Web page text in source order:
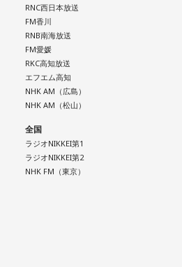
RNC西日本放送
FM香川
RNB南海放送
FM愛媛
RKC高知放送
エフエム高知
NHK AM（広島）
NHK AM（松山）
全国
ラジオNIKKEI第1
ラジオNIKKEI第2
NHK FM（東京）